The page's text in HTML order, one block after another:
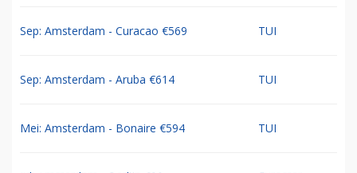
Sep: Amsterdam - Curacao €569 TUI
Sep: Amsterdam - Aruba €614 TUI
Mei: Amsterdam - Bonaire €594 TUI